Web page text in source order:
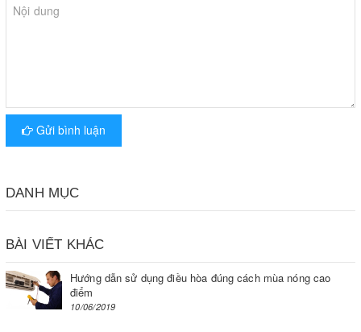
Gửi bình luận
DANH MỤC
BÀI VIẾT KHÁC
Hướng dẫn sử dụng điều hòa đúng cách mùa nóng cao
điểm
10/06/2019